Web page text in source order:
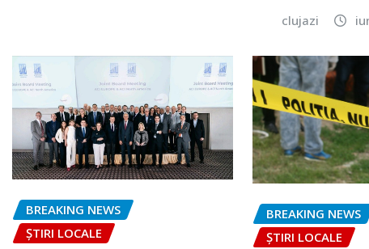
clujazi
BREAKING NEWS
ȘTIRI LOCALE
BREAKING NEWS
ȘTIRI LOCALE